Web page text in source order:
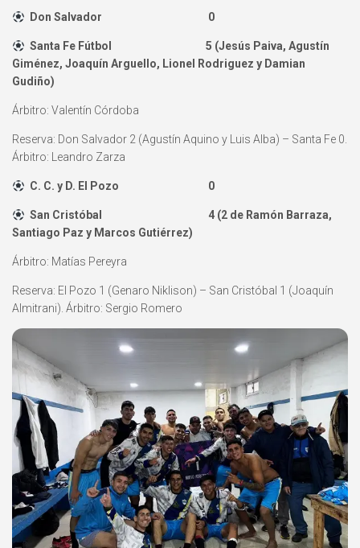
Don Salvador 0
Santa Fe Fútbol 5 (Jesús Paiva, Agustín
Giménez, Joaquín Arguello, Lionel Rodriguez y Damian
Gudiño)
Árbitro: Valentín Córdoba
Reserva: Don Salvador 2 (Agustín Aquino y Luis Alba) – Santa Fe 0.
Árbitro: Leandro Zarza
C. C. y D. El Pozo 0
San Cristóbal 4 (2 de Ramón Barraza,
Santiago Paz y Marcos Gutiérrez)
Árbitro: Matías Pereyra
Reserva: El Pozo 1 (Genaro Niklison) – San Cristóbal 1 (Joaquín
Almitrani). Árbitro: Sergio Romero